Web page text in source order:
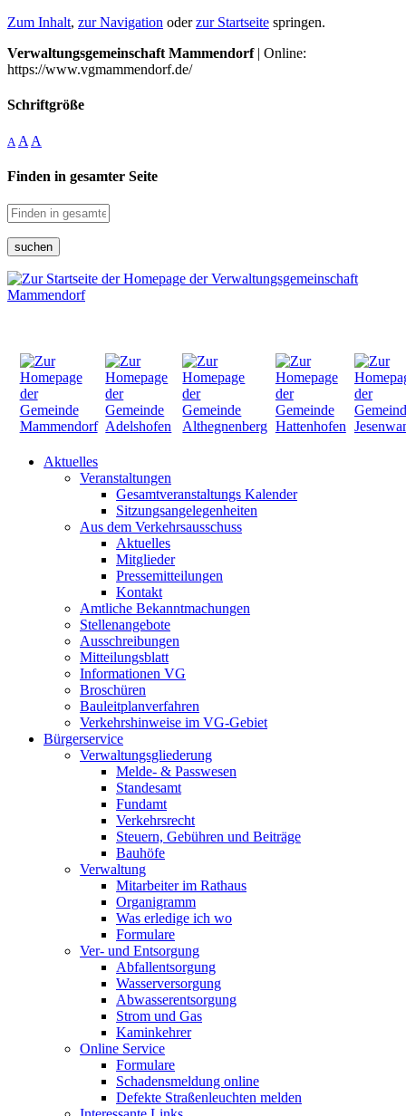
Zum Inhalt, zur Navigation oderzur Startseite springen.
Verwaltungsgemeinschaft Mammendorf| Online:
https://www.vgmammendorf.de/
Schriftgröße
A A A
Finden in gesamter Seite
suchen
Aktuelles
Veranstaltungen
Gesamtveranstaltungs Kalender
Sitzungsangelegenheiten
Aus dem Verkehrsausschuss
Aktuelles
Mitglieder
Pressemitteilungen
Kontakt
Amtliche Bekanntmachungen
Stellenangebote
Ausschreibungen
Mitteilungsblatt
Informationen VG
Broschüren
Bauleitplanverfahren
Verkehrshinweise im VG-Gebiet
Bürgerservice
Verwaltungsgliederung
Melde- & Passwesen
Standesamt
Fundamt
Verkehrsrecht
Steuern, Gebühren und Beiträge
Bauhöfe
Verwaltung
Mitarbeiter im Rathaus
Organigramm
Was erledige ich wo
Formulare
Ver- und Entsorgung
Abfallentsorgung
Wasserversorgung
Abwasserentsorgung
Strom und Gas
Kaminkehrer
Online Service
Formulare
Schadensmeldung online
Defekte Straßenleuchten melden